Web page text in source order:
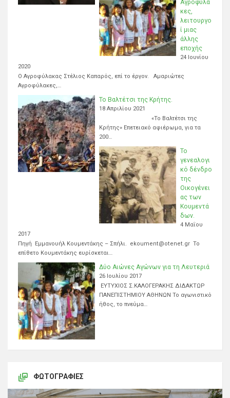
Αγροφύλα
κες,
λειτουργο
ί μιας
άλλης
εποχής
24 Ιουνίου
2020
Ο Αγροφύλακας Στέλιος Καπαρός, επί το έργον. Αμαριώτες
Αγροφύλακες,…
Το Βαλτέτσι της Κρήτης.
18 Απριλίου 2021
«Το Βαλτέτσι της
Κρήτης» Επετειακό αφιέρωμα, για τα
200…
Το
γενεαλογι
κό δένδρο
της
Οικογένει
ας των
Κουμεντά
δων.
4 Μαΐου
2017
Πηγή Εμμανουήλ Κουμεντάκης – Σπήλι. ekoument@otenet.gr Το
επίθετο Κουμεντάκης ευρίσκεται…
Δύο Αιώνες Αγώνων για τη Λευτεριά
26 Ιουλίου 2017
ΕΥΤΥΧΙΟΣ Σ.ΚΑΛΟΓΕΡΑΚΗΣ ΔΙΔΑΚΤΩΡ
ΠΑΝΕΠΙΣΤΗΜΙΟΥ ΑΘΗΝΩΝ Το αγωνιστικό
ήθος, το πνεύμα…
ΦΩΤΟΓΡΑΦΊΕΣ